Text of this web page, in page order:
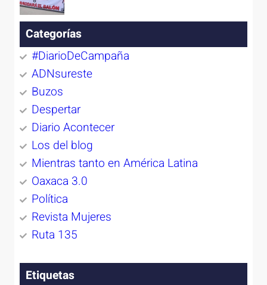
Categorías
#DiarioDeCampaña
ADNsureste
Buzos
Despertar
Diario Acontecer
Los del blog
Mientras tanto en América Latina
Oaxaca 3.0
Política
Revista Mujeres
Ruta 135
Etiquetas